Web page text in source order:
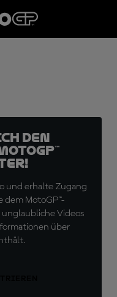
den
und erhalte Zugang
dem MotoGP™-
Videos
über